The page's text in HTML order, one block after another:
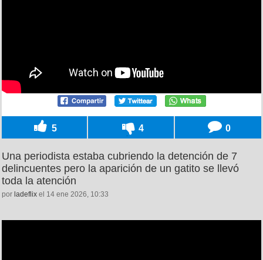
5 4 0
Una periodista estaba cubriendo la detención de 7
delincuentes pero la aparición de un gatito se llevó
toda la atención
por ladeflix el 14 ene 2026, 10:33